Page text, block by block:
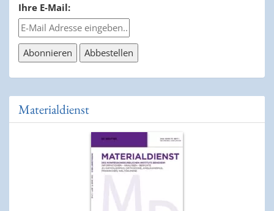
Ihre E-Mail:
Materialdienst